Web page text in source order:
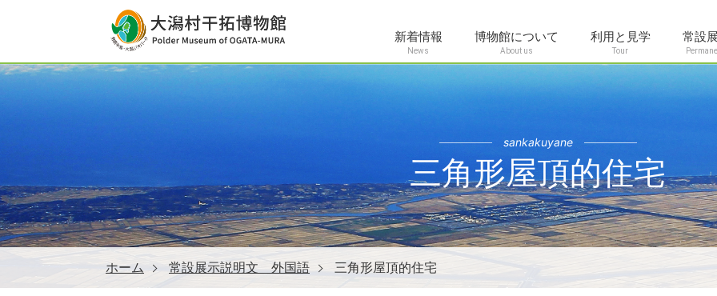
新着情報
News
博物館について
About us
利用と見学
Tour
常設
sankakuyane
三角形屋頂的住宅
ホーム 常設展示説明文 外国語 三角形屋頂的住宅